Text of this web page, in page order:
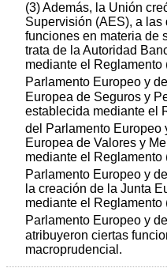
(3) Además, la Unión
Supervisión (AES), a
funciones en materia de
trata de la Autoridad
mediante el Reglamento
Parlamento Europeo y
Europea de Seguros y
establecida mediante el
del Parlamento Europeo
Europea de Valores y
mediante el Reglamento
Parlamento Europeo y
la creación de la Junta
mediante el Reglamento
Parlamento Europeo y
atribuyeron ciertas
macroprudencial.